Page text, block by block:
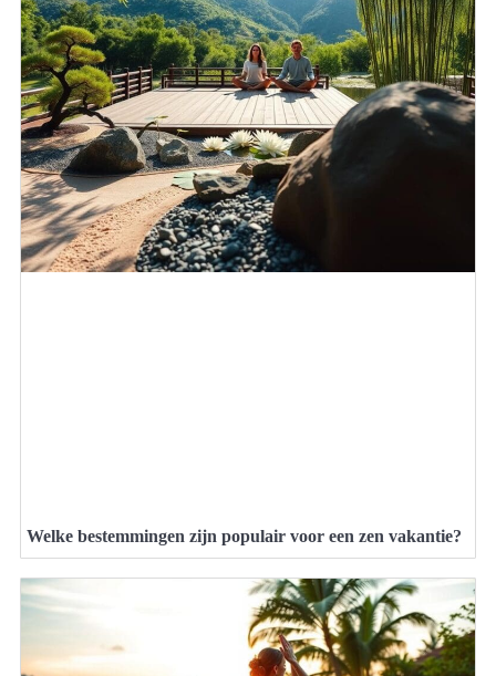
Welke bestemmingen zijn populair voor een zen vakantie?